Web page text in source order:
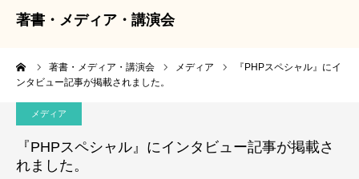
著書・メディア・講演会
著書・メディア・講演会 メディア
『PHPスペシャル』にイ
ンタビュー記事が掲載されました。
メディア
『PHPスペシャル』にインタビュー記事が掲載さ
れました。